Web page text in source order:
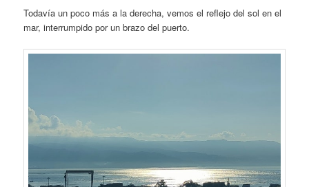
Todavía un poco más a la derecha, vemos el reflejo del sol en el
mar, interrumpido por un brazo del puerto.